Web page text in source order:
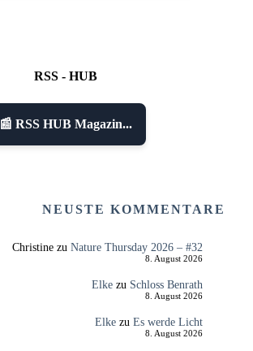
RSS - HUB
📰 RSS HUB Magazin...
NEUSTE KOMMENTARE
Christinezu Nature Thursday 2026 – #32
8. August 2026
Elkezu Schloss Benrath
8. August 2026
Elkezu Es werde Licht
8. August 2026